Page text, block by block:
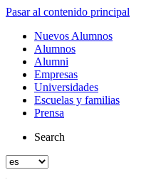
Pasar al contenido principal
Nuevos Alumnos
Alumnos
Alumni
Empresas
Universidades
Escuelas y familias
Prensa
Search